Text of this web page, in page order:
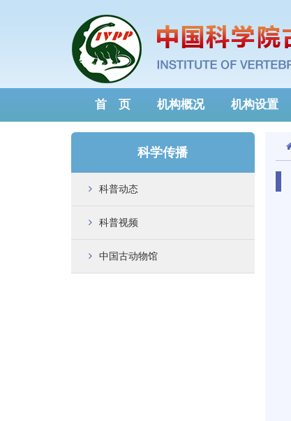
首 页 机构概况 机构设置
科学传播
科普动态
科普视频
中国古动物馆